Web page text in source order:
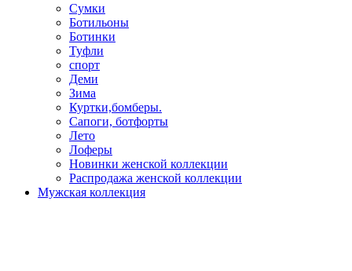
Сумки
Ботильоны
Ботинки
Туфли
спорт
Деми
Зима
Куртки,бомберы.
Сапоги, ботфорты
Лето
Лоферы
Новинки женской коллекции
Распродажа женской коллекции
Мужская коллекция